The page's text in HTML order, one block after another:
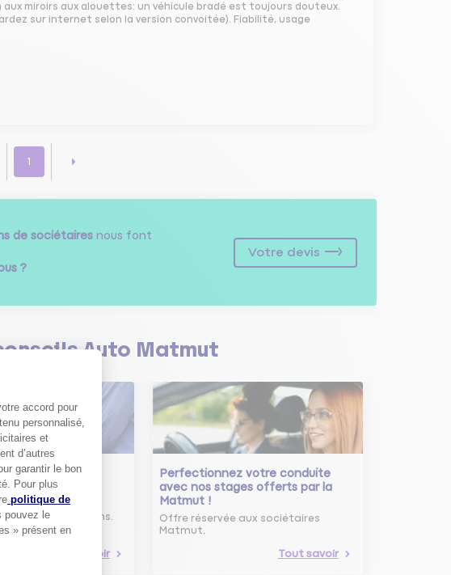
miroirs aux alouettes: un véhicule bradé est toujours douteux.
sur internet selon la version convoitée). Fiabilité, usage
1
de sociétairesnous font
?
Votre devis
Auto Matmut
choisir son
?
la meilleure
selon vos besoins.
Tout savoir
Perfectionnez votre conduite
avec nos stages offerts par la
Matmut !
Offre réservée aux sociétaires
Matmut.
Tout savoir
accord pour
personnalisé,
et
d’autres
garantir le bon
Pour plus
politique de
pouvez le
» présent en